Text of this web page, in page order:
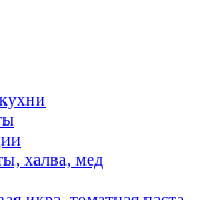
халва, мед